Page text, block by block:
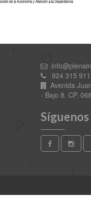
924 315 911
Avenida
- Bajo 8. CP.
Síguenos